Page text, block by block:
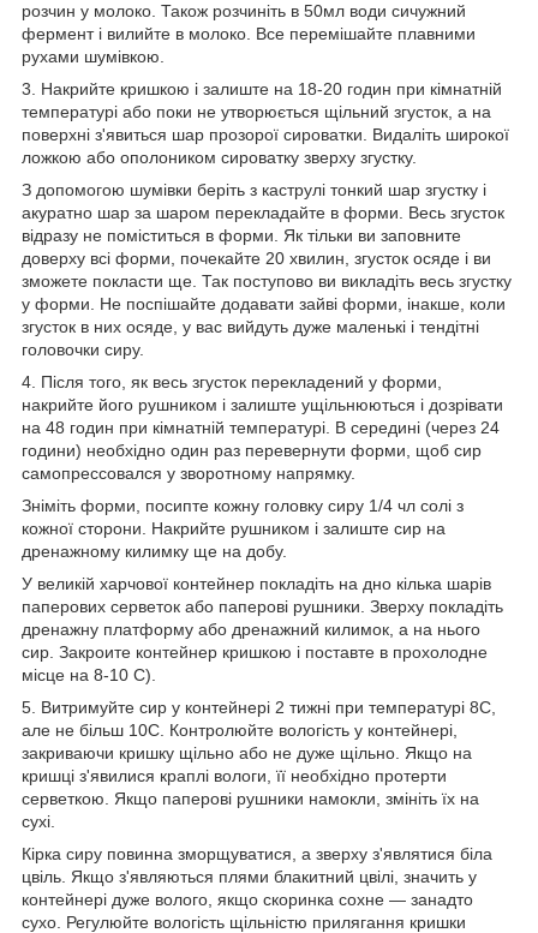
розчин у молоко. Також розчиніть в 50мл води сичужний
фермент і вилийте в молоко. Все перемішайте плавними
рухами шумівкою.
3. Накрийте кришкою і залиште на 18-20 годин при кімнатній
температурі або поки не утворюється щільний згусток, а на
поверхні з'явиться шар прозорої сироватки. Видаліть широкої
ложкою або ополоником сироватку зверху згустку.
З допомогою шумівки беріть з каструлі тонкий шар згустку і
акуратно шар за шаром перекладайте в форми. Весь згусток
відразу не поміститься в форми. Як тільки ви заповните
доверху всі форми, почекайте 20 хвилин, згусток осяде і ви
зможете покласти ще. Так поступово ви викладіть весь згустку
у форми. Не поспішайте додавати зайві форми, інакше, коли
згусток в них осяде, у вас вийдуть дуже маленькі і тендітні
головочки сиру.
4. Після того, як весь згусток перекладений у форми,
накрийте його рушником і залиште ущільнюються і дозрівати
на 48 годин при кімнатній температурі. В середині (через 24
години) необхідно один раз перевернути форми, щоб сир
самопрессовался у зворотному напрямку.
Зніміть форми, посипте кожну головку сиру 1/4 чл солі з
кожної сторони. Накрийте рушником і залиште сир на
дренажному килимку ще на добу.
У великій харчової контейнер покладіть на дно кілька шарів
паперових серветок або паперові рушники. Зверху покладіть
дренажну платформу або дренажний килимок, а на нього
сир. Закроите контейнер кришкою і поставте в прохолодне
місце на 8-10 С).
5. Витримуйте сир у контейнері 2 тижні при температурі 8С,
але не більш 10С. Контролюйте вологість у контейнері,
закриваючи кришку щільно або не дуже щільно. Якщо на
кришці з'явилися краплі вологи, її необхідно протерти
серветкою. Якщо паперові рушники намокли, змініть їх на
сухі.
Кірка сиру повинна зморщуватися, а зверху з'являтися біла
цвіль. Якщо з'являються плями блакитний цвілі, значить у
контейнері дуже волого, якщо скоринка сохне ― занадто
сухо. Регулюйте вологість щільністю прилягання кришки